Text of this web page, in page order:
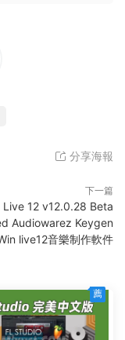
分享海報
下一篇
Live 12 v12.0.28 Beta
Audiowarez Keygen
live12音樂制作軟件
薦